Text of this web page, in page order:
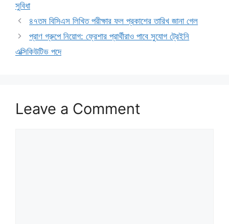
সুবিধা
৪৭তম বিসিএস লিখিত পরীক্ষার ফল প্রকাশের তারিখ জানা গেল
প্রাণ গ্রুপে নিয়োগ: ফ্রেশার প্রার্থীরাও পাবে সুযোগ ট্রেইনি
এক্সিকিউটিভ পদে
Leave a Comment